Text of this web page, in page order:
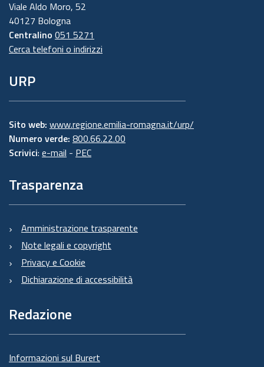
Viale Aldo Moro, 52
40127 Bologna
Centralino 051 5271
Cerca telefoni o indirizzi
URP
Sito web: www.regione.emilia-romagna.it/urp/
Numero verde: 800.66.22.00
Scrivici: e-mail - PEC
Trasparenza
Amministrazione trasparente
Note legali e copyright
Privacy e Cookie
Dichiarazione di accessibilità
Redazione
Informazioni sul Burert